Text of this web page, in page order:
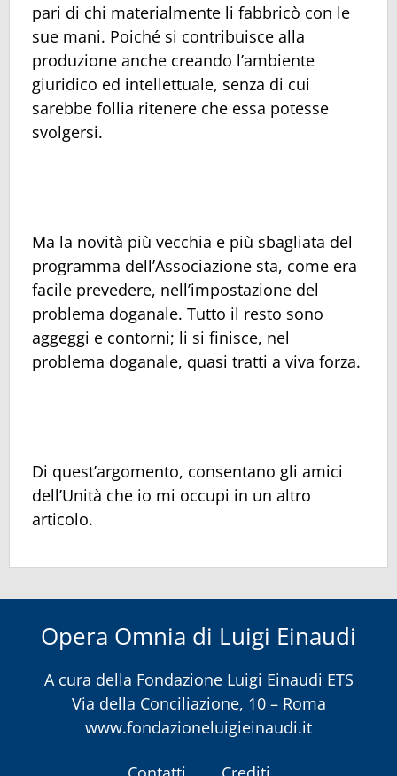
pari di chi materialmente li fabbricò con le
sue mani. Poiché si contribuisce alla
produzione anche creando l’ambiente
giuridico ed intellettuale, senza di cui
sarebbe follia ritenere che essa potesse
svolgersi.
Ma la novità più vecchia e più sbagliata del
programma dell’Associazione sta, come era
facile prevedere, nell’impostazione del
problema doganale. Tutto il resto sono
aggeggi e contorni; li si finisce, nel
problema doganale, quasi tratti a viva forza.
Di quest’argomento, consentano gli amici
dell’Unità che io mi occupi in un altro
articolo.
Opera Omnia di Luigi Einaudi
A cura della Fondazione Luigi Einaudi ETS
Via della Conciliazione, 10 – Roma
www.fondazioneluigieinaudi.it